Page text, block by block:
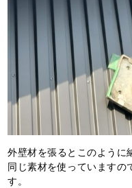
外壁材を張るとこのように
同じ素材を使っていますの
す。